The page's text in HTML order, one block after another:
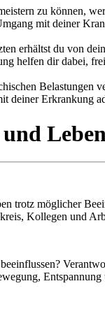
zu können,
mit deiner
erhältst du von
helfen dir dabei,
deiner Erkrankung
trotz möglicher
Kollegen und